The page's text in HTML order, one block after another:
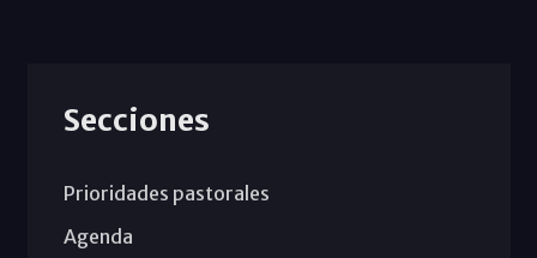
Secciones
Prioridades pastorales
Agenda